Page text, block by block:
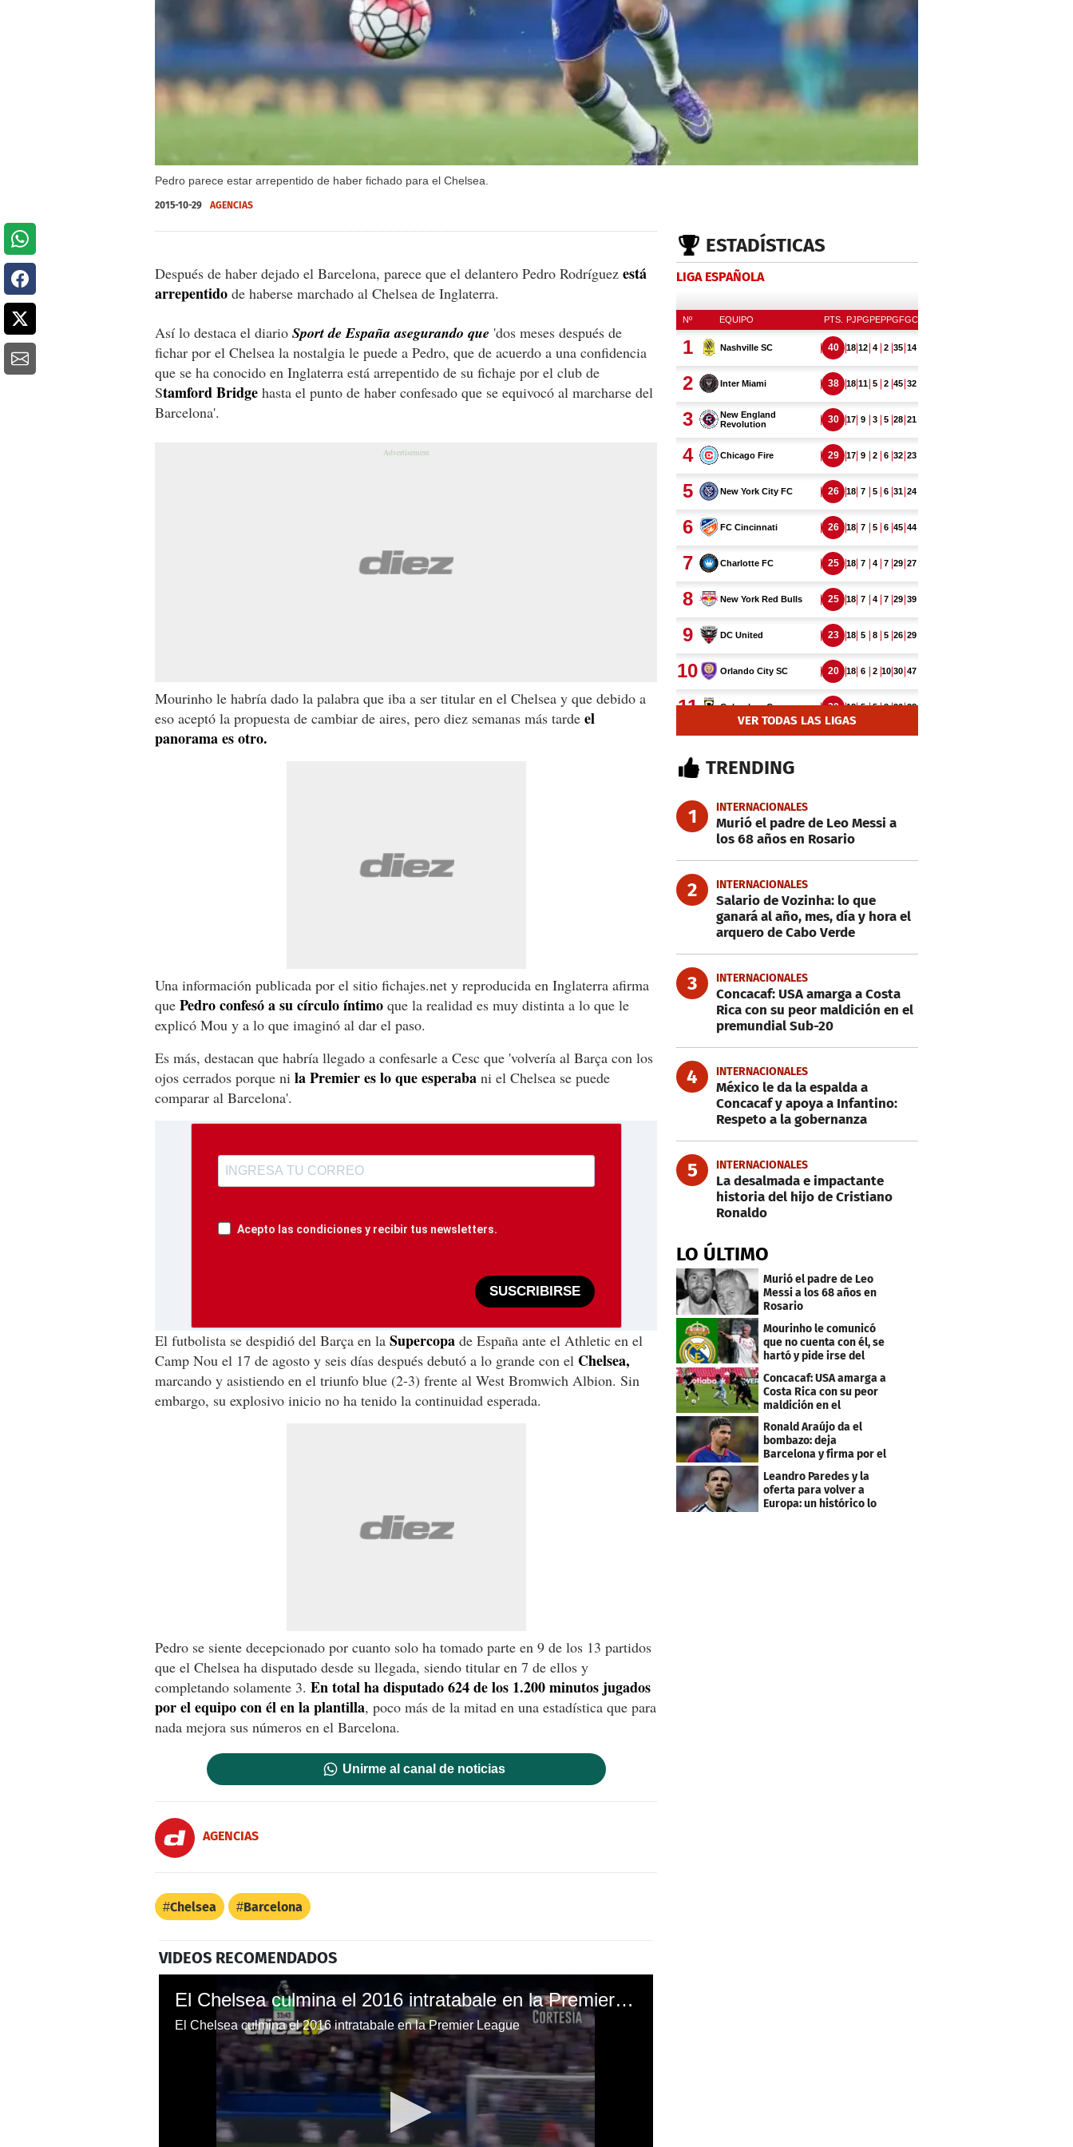
Pedro parece estar arrepentido de haber fichado para el Chelsea.
2015-10-29 AGENCIAS
Después de haber dejado el Barcelona, parece que el delantero Pedro Rodríguez está
arrepentido de haberse marchado al Chelsea de Inglaterra.
Así lo destaca el diario Sport de España asegurando que 'dos meses después de
fichar por el Chelsea la nostalgia le puede a Pedro, que de acuerdo a una confidencia
que se ha conocido en Inglaterra está arrepentido de su fichaje por el club de
Stamford Bridge hasta el punto de haber confesado que se equivocó al marcharse del
Barcelona'.
Mourinho le habría dado la palabra que iba a ser titular en el Chelsea y que debido a
eso aceptó la propuesta de cambiar de aires, pero diez semanas más tarde el
panorama es otro.
Una información publicada por el sitio fichajes.net y reproducida en Inglaterra afirma
que Pedro confesó a su círculo íntimo que la realidad es muy distinta a lo que le
explicó Mou y a lo que imaginó al dar el paso.
Es más, destacan que habría llegado a confesarle a Cesc que 'volvería al Barça con los
ojos cerrados porque ni la Premier es lo que esperaba ni el Chelsea se puede
comparar al Barcelona'.
Acepto las condiciones y recibir tus newsletters.
SUSCRIBIRSE
El futbolista se despidió del Barça en la Supercopa de España ante el Athletic en el
Camp Nou el 17 de agosto y seis días después debutó a lo grande con el Chelsea,
marcando y asistiendo en el triunfo blue (2-3) frente al West Bromwich Albion. Sin
embargo, su explosivo inicio no ha tenido la continuidad esperada.
Pedro se siente decepcionado por cuanto solo ha tomado parte en 9 de los 13 partidos
que el Chelsea ha disputado desde su llegada, siendo titular en 7 de ellos y
completando solamente 3. En total ha disputado 624 de los 1.200 minutos jugados
por el equipo con él en la plantilla, poco más de la mitad en una estadística que para
nada mejora sus números en el Barcelona.
Unirme al canal de noticias
AGENCIAS
Chelsea Barcelona
VIDEOS RECOMENDADOS
El Chelsea culmina el 2016 intratabale en la Premier League
El Chelsea culmina el 2016 intratabale en la Premier League
ESTADÍSTICAS
LIGA ESPAÑOLA
VER TODAS LAS LIGAS
TRENDING
1 INTERNACIONALES
Murió el padre de Leo Messi a
los 68 años en Rosario
2 INTERNACIONALES
Salario de Vozinha: lo que
ganará al año, mes, día y hora el
arquero de Cabo Verde
3 INTERNACIONALES
Concacaf: USA amarga a Costa
Rica con su peor maldición en el
premundial Sub-20
4 INTERNACIONALES
México le da la espalda a
Concacaf y apoya a Infantino:
Respeto a la gobernanza
5 INTERNACIONALES
La desalmada e impactante
historia del hijo de Cristiano
Ronaldo
LO ÚLTIMO
Murió el padre de Leo
Messi a los 68 años en
Rosario
Mourinho le comunicó
que no cuenta con él, se
hartó y pide irse del
Concacaf: USA amarga a
Costa Rica con su peor
maldición en el
premundial Sub-20
Ronald Araújo da el
bombazo: deja
Barcelona y firma por el
club menos pensado
Leandro Paredes y la
oferta para volver a
Europa: un histórico lo